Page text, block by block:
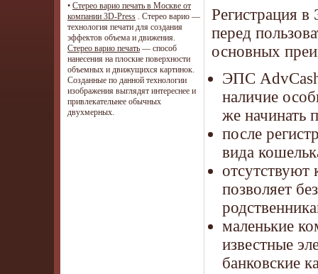
• Стерео варио печать в Москве от
компании 3D-Press . Стерео варио —
технология печати для создания
эффектов объема и движения.
Стерео варио печать — способ
нанесения на плоские поверхности
объемных и движущихся картинок.
Созданные по данной технологии
изображения выглядят интереснее и
привлекательнее обычных
двухмерных.
Регистрация
перед
основных
ЭПС AdvCash
наличие
же начинать
после
вида
отсутствуют
позволяет
маленькие
известные
банковские